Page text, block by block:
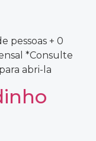
pessoas + 0
*Consulte
abri-la